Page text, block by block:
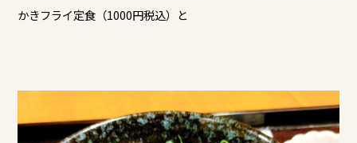
かきフライ定食（1000円税込）と